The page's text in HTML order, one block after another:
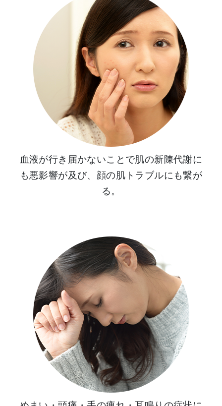
血液が行き届かないことで肌の新陳代謝に
も悪影響が及び、顔の肌トラブルにも繋が
る。